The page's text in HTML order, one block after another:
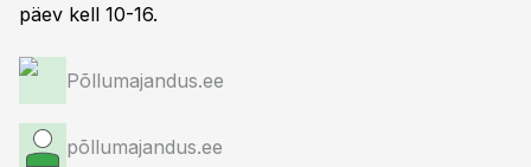
päev kell 10-16.
Põllumajandus.ee
põllumajandus.ee